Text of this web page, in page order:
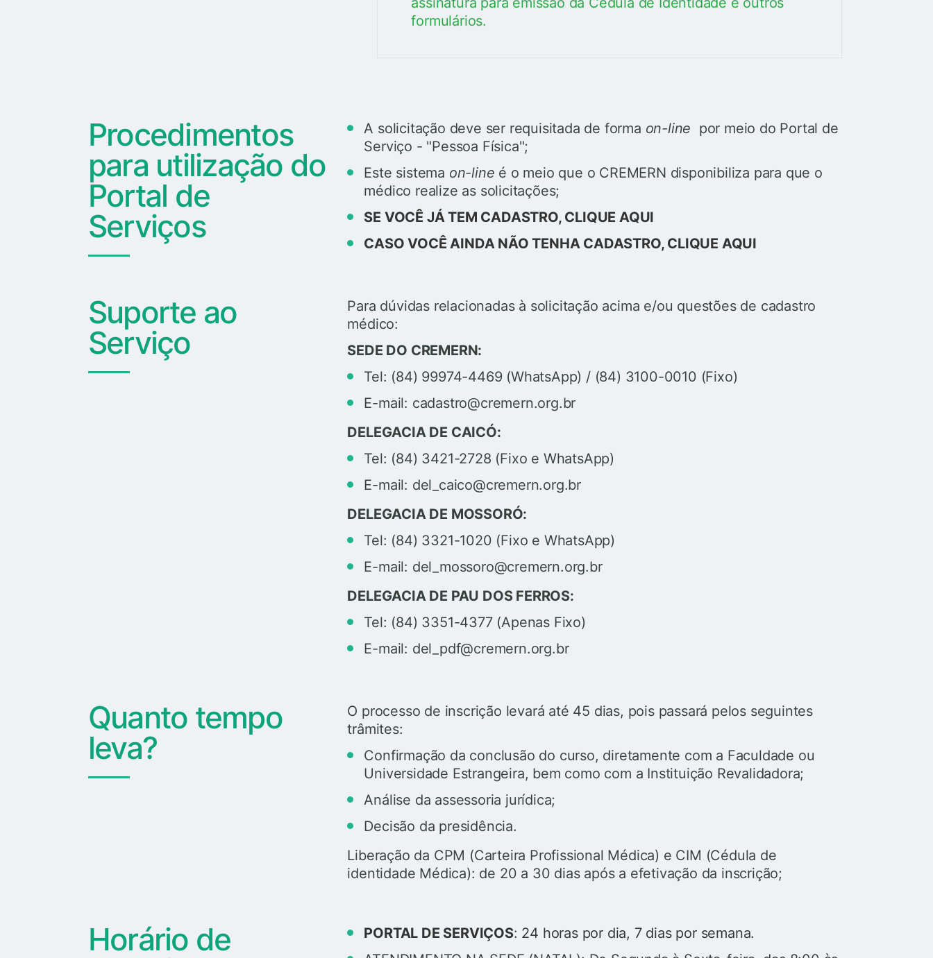
formulários.
Procedimentos
para utilização do
Portal de
Serviços
A solicitação deve ser requisitada de forma on-line por meio do Portal de
Serviço - "Pessoa Física";
Este sistema on-line é o meio que o CREMERN disponibiliza para que o
médico realize as solicitações;
SE VOCÊ JÁ TEM CADASTRO, CLIQUE AQUI
CASO VOCÊ AINDA NÃO TENHA CADASTRO, CLIQUE AQUI
Suporte ao
Serviço
Para dúvidas relacionadas à solicitação acima e/ou questões de cadastro
médico:
SEDE DO CREMERN:
Tel: (84) 99974-4469 (WhatsApp) / (84) 3100-0010 (Fixo)
E-mail: cadastro@cremern.org.br
DELEGACIA DE CAICÓ:
Tel: (84) 3421-2728 (Fixo e WhatsApp)
E-mail: del_caico@cremern.org.br
DELEGACIA DE MOSSORÓ:
Tel: (84) 3321-1020 (Fixo e WhatsApp)
E-mail: del_mossoro@cremern.org.br
DELEGACIA DE PAU DOS FERROS:
Tel: (84) 3351-4377 (Apenas Fixo)
E-mail: del_pdf@cremern.org.br
Quanto tempo
leva?
O processo de inscrição levará até 45 dias, pois passará pelos seguintes
trâmites:
Confirmação da conclusão do curso, diretamente com a Faculdade ou
Universidade Estrangeira, bem como com a Instituição Revalidadora;
Análise da assessoria jurídica;
Decisão da presidência.
Liberação da CPM (Carteira Profissional Médica) e CIM (Cédula de
identidade Médica): de 20 a 30 dias após a efetivação da inscrição;
Horário de
PORTAL DE SERVIÇOS: 24 horas por dia, 7 dias por semana.